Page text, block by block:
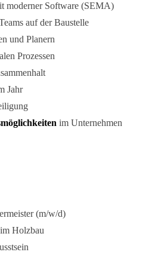
moderner Software (SEMA)
auf der Baustelle
und Planern
Prozessen
Jahr
im Unternehmen
(m/w/d)
Holzbau